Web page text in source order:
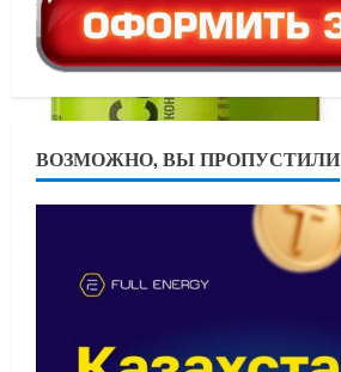
ВОЗМОЖНО, ВЫ ПРОПУСТИЛИ